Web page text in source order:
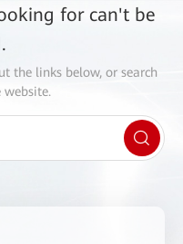
for can't be
the links below, or search
website.